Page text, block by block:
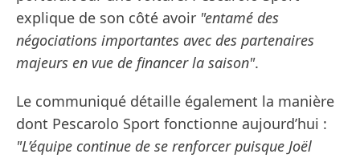
explique de son côté avoir "entamé des
négociations importantes avec des partenaires
majeurs en vue de financer la saison".
Le communiqué détaille également la manière
dont Pescarolo Sport fonctionne aujourd’hui :
"L’équipe continue de se renforcer puisque Joël